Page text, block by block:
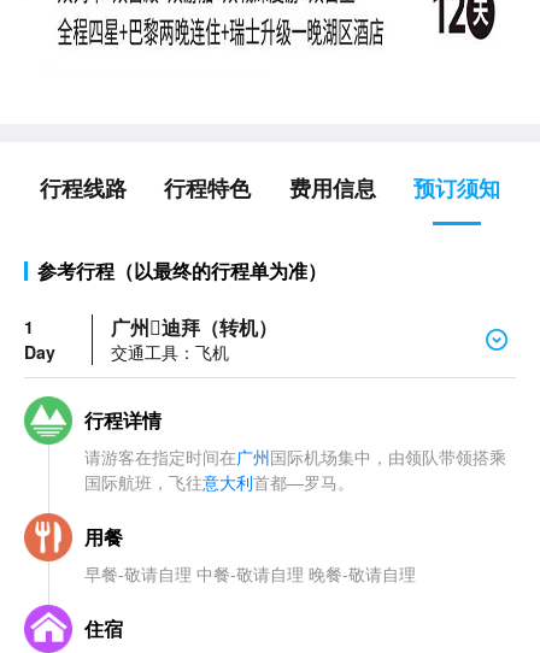
行程线路 行程特色 费用信息 预订须知
参考行程（以最终的行程单为准）
1
Day
广州迪拜（转机）
交通工具：飞机
行程详情
请游客在指定时间在广州国际机场集中，由领队带领搭乘
国际航班，飞往意大利首都—罗马。
用餐
早餐-敬请自理 中餐-敬请自理 晚餐-敬请自理
住宿